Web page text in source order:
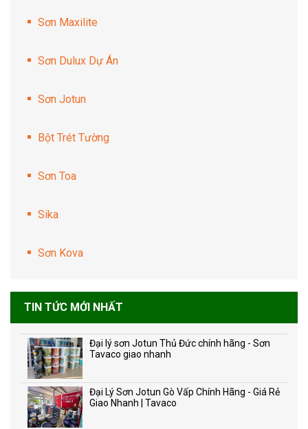
Sơn Maxilite
Sơn Dulux Dự Án
Sơn Jotun
Bột Trét Tường
Sơn Toa
Sika
Sơn Kova
TIN TỨC MỚI NHẤT
Đại lý sơn Jotun Thủ Đức chính hãng - Sơn
Tavaco giao nhanh
Đại Lý Sơn Jotun Gò Vấp Chính Hãng - Giá Rẻ
Giao Nhanh | Tavaco